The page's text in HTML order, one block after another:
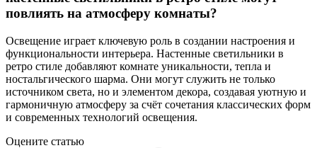
повлиять на атмосферу комнаты?
Освещение играет ключевую роль в создании настроения и
функциональности интерьера. Настенные светильники в
ретро стиле добавляют комнате уникальности, тепла и
ностальгического шарма. Они могут служить не только
источником света, но и элементом декора, создавая уютную и
гармоничную атмосферу за счёт сочетания классических форм
и современных технологий освещения.
Оцените статью